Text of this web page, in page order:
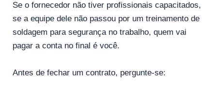
Se o fornecedor não tiver profissionais capacitados,
se a equipe dele não passou por um treinamento de
soldagem para segurança no trabalho, quem vai
pagar a conta no final é você.
Antes de fechar um contrato, pergunte-se: